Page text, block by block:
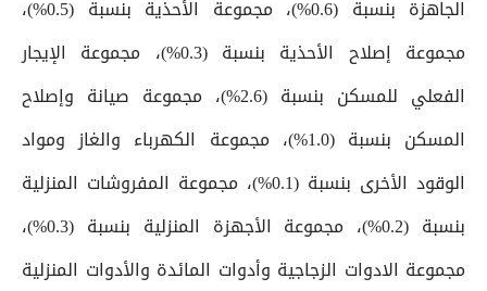
الجاهزة بنسبة (0.6%)، مجموعة الأحذية بنسبة (0.5%)،
مجموعة إصلاح الأحذية بنسبة (0.3%)، مجموعة الإيجار
الفعلي للمسكن بنسبة (2.6%)، مجموعة صيانة وإصلاح
المسكن بنسبة (1.0%)، مجموعة الكهرباء والغاز ومواد
الوقود الأخرى بنسبة (0.1%)، مجموعة المفروشات المنزلية
بنسبة (0.2%)، مجموعة الأجهزة المنزلية بنسبة (0.3%)،
مجموعة الادوات الزجاجية وأدوات المائدة والأدوات المنزلية